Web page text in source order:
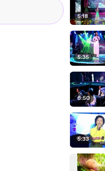
5:18
5:35
6:50
5:33